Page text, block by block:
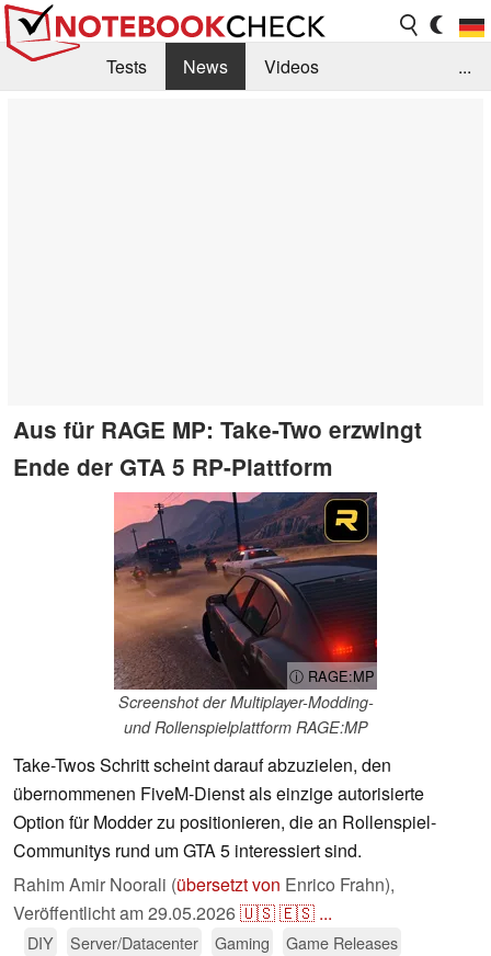
Tests News
Videos
...
Aus für RAGE MP: Take-Two erzwingt
Ende der GTA 5 RP-Plattform
ⓘ RAGE:MP
Screenshot der Multiplayer-Modding-
und Rollenspielplattform RAGE:MP
Take-Twos Schritt scheint darauf abzuzielen, den
übernommenen FiveM-Dienst als einzige autorisierte
Option für Modder zu positionieren, die an Rollenspiel-
Communitys rund um GTA 5 interessiert sind.
Rahim Amir Noorali (übersetzt von Enrico Frahn),
Veröffentlicht am29.05.2026🇺🇸🇪🇸 ...
DIY Server/Datacenter Gaming Game Releases